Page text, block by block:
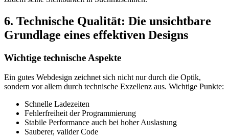
6. Technische Qualität: Die unsichtbare
Grundlage eines effektiven Designs
Wichtige technische Aspekte
Ein gutes Webdesign zeichnet sich nicht nur durch die Optik,
sondern vor allem durch technische Exzellenz aus. Wichtige Punkte:
Schnelle Ladezeiten
Fehlerfreiheit der Programmierung
Stabile Performance auch bei hoher Auslastung
Sauberer, valider Code